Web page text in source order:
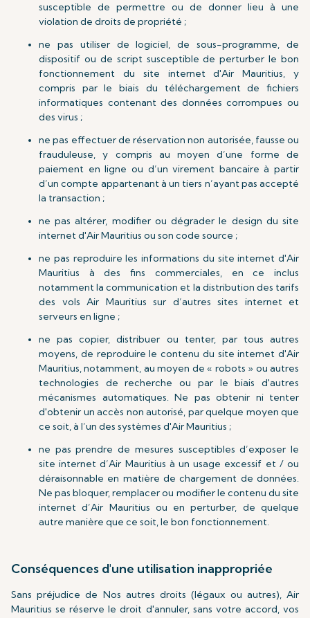
susceptible de permettre ou de donner lieu à une
violation de droits de propriété ;
ne pas utiliser de logiciel, de sous-programme, de
dispositif ou de script susceptible de perturber le bon
fonctionnement du site internet d'Air Mauritius, y
compris par le biais du téléchargement de fichiers
informatiques contenant des données corrompues ou
des virus ;
ne pas effectuer de réservation non autorisée, fausse ou
frauduleuse, y compris au moyen d’une forme de
paiement en ligne ou d’un virement bancaire à partir
d’un compte appartenant à un tiers n’ayant pas accepté
la transaction ;
ne pas altérer, modifier ou dégrader le design du site
internet d'Air Mauritius ou son code source ;
ne pas reproduire les informations du site internet d'Air
Mauritius à des fins commerciales, en ce inclus
notamment la communication et la distribution des tarifs
des vols Air Mauritius sur d’autres sites internet et
serveurs en ligne ;
ne pas copier, distribuer ou tenter, par tous autres
moyens, de reproduire le contenu du site internet d'Air
Mauritius, notamment, au moyen de « robots » ou autres
technologies de recherche ou par le biais d'autres
mécanismes automatiques. Ne pas obtenir ni tenter
d'obtenir un accès non autorisé, par quelque moyen que
ce soit, à l’un des systèmes d'Air Mauritius ;
ne pas prendre de mesures susceptibles d’exposer le
site internet d’Air Mauritius à un usage excessif et / ou
déraisonnable en matière de chargement de données.
Ne pas bloquer, remplacer ou modifier le contenu du site
internet d’Air Mauritius ou en perturber, de quelque
autre manière que ce soit, le bon fonctionnement.
Conséquences d'une utilisation inappropriée
Sans préjudice de Nos autres droits (légaux ou autres), Air
Mauritius se réserve le droit d'annuler, sans votre accord, vos